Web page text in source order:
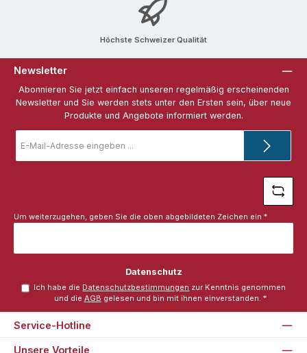
Höchste Schweizer Qualität
Newsletter
Abonnieren Sie jetzt einfach unseren regelmäßig erscheinenden
Newsletter und Sie werden stets unter den Ersten sein, über neue
Produkte und Angebote informiert werden.
Mail-
Adresse
Um weiterzugehen, geben Sie die oben abgebildeten Zeichen ein *
Datenschutz
Ich habe die Datenschutzbestimmungen zur Kenntnis genommen
und die AGB gelesen und bin mit ihnen einverstanden. *
Service-Hotline
Unsere Vorteile